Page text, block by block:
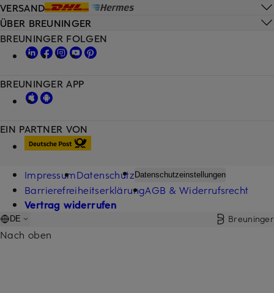
VERSAND
ÜBER BREUNINGER
EIN PARTNER VON
BREUNINGER FOLGEN
BREUNINGER APP
ImpressumDatenschutz Datenschutzeinstellungen
BarrierefreiheitserklärungAGB & Widerrufsrecht
Vertrag widerrufen
DE Breuninger
Nach oben